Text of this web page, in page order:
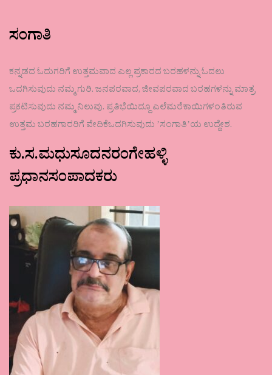
ಸಂಗಾತಿ
ಕನ್ನಡದ ಓದುಗರಿಗೆ ಉತ್ತಮವಾದ ಎಲ್ಲ ಪ್ರಕಾರದ ಬರಹಳನ್ನು ಓದಲು
ಒದಗಿಸುವುದು ನಮ್ಮ ಗುರಿ. ಜನಪರವಾದ, ಜೀವಪರವಾದ ಬರಹಗಳನ್ನು ಮಾತ್ರ
ಪ್ರಕಟಿಸುವುದು ನಮ್ಮ ನಿಲುವು. ಪ್ರತಿಭೆಯಿದ್ದೂ ಎಲೆಮರೆಕಾಯಿಗಳಂತಿರುವ
ಉತ್ತಮ ಬರಹಗಾರರಿಗೆ ವೇದಿಕೆಒದಗಿಸುವುದು ʼಸಂಗಾತಿʼಯ ಉದ್ದೇಶ.
ಕು.ಸ.ಮಧುಸೂದನರಂಗೇಹಳ್ಳಿ
ಪ್ರಧಾನಸಂಪಾದಕರು